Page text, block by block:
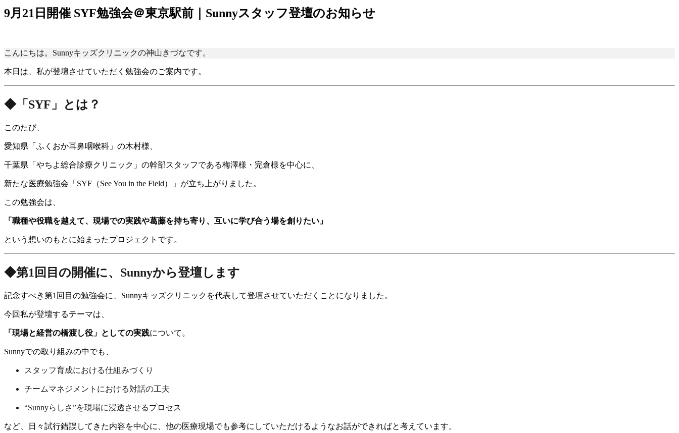
9月21日開催 SYF勉強会＠東京駅前｜Sunnyスタッフ登壇のお知らせ
こんにちは。Sunnyキッズクリニックの神山きづなです。
本日は、私が登壇させていただく勉強会のご案内です。
◆「SYF」とは？
このたび、
愛知県「ふくおか耳鼻咽喉科」の木村様、
千葉県「やちよ総合診療クリニック」の幹部スタッフである梅澤様・完倉様を中心に、
新たな医療勉強会「SYF（See You in the Field）」が立ち上がりました。
この勉強会は、
「職種や役職を越えて、現場での実践や葛藤を持ち寄り、互いに学び合う場を創りたい」
という想いのもとに始まったプロジェクトです。
◆第1回目の開催に、Sunnyから登壇します
記念すべき第1回目の勉強会に、Sunnyキッズクリニックを代表して登壇させていただくことになりました。
今回私が登壇するテーマは、
「現場と経営の橋渡し役」としての実践について。
Sunnyでの取り組みの中でも、
スタッフ育成における仕組みづくり
チームマネジメントにおける対話の工夫
“Sunnyらしさ”を現場に浸透させるプロセス
など、日々試行錯誤してきた内容を中心に、他の医療現場でも参考にしていただけるようなお話ができればと考えています。